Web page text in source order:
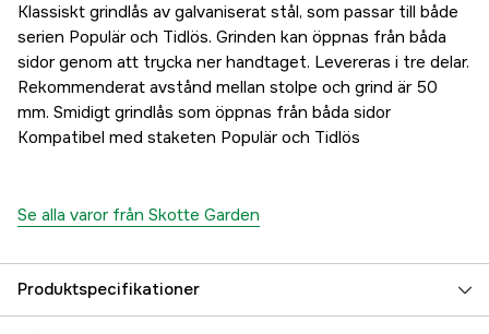
Klassiskt grindlås av galvaniserat stål, som passar till både
serien Populär och Tidlös. Grinden kan öppnas från båda
sidor genom att trycka ner handtaget. Levereras i tre delar.
Rekommenderat avstånd mellan stolpe och grind är 50
mm. Smidigt grindlås som öppnas från båda sidor
Kompatibel med staketen Populär och Tidlös
Se alla varor från Skotte Garden
Produktspecifikationer